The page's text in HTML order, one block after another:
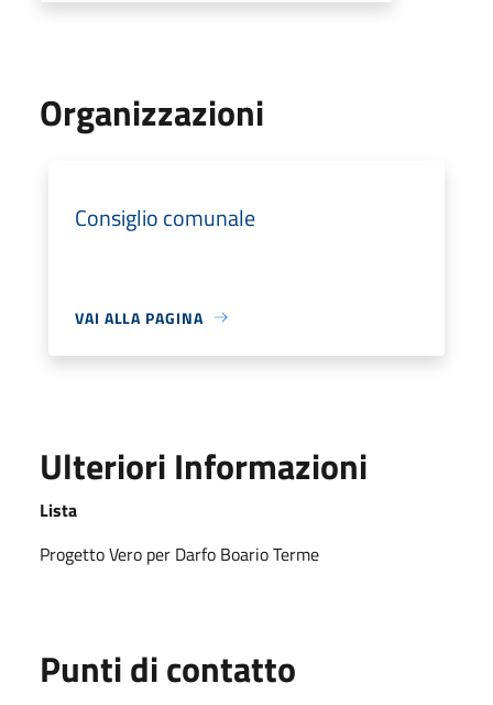
Organizzazioni
Consiglio comunale
VAI ALLA PAGINA
Ulteriori Informazioni
Lista
Progetto Vero per Darfo Boario Terme
Punti di contatto